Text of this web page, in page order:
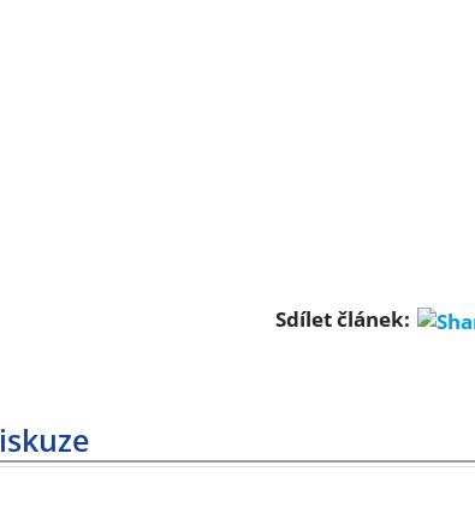
Sdílet článek: